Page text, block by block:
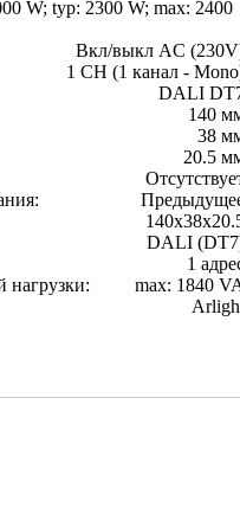
W; typ: 2300 W; max: 2400
Вкл/выкл AC
1 CH (1 канал -
DALI
140
38
20.5
DALI
1
нагрузки:
max: 1840